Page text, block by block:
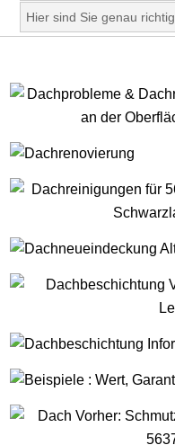
Hier sind Sie genau richtig.